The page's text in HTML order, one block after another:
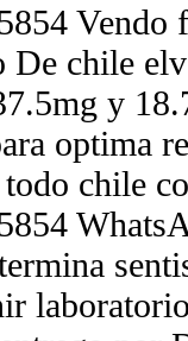
Vendo
De chile
y
optima
chile